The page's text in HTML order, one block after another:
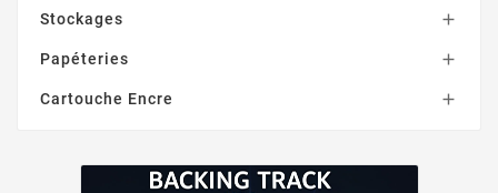
Stockages 
Papéteries 
Cartouche Encre 